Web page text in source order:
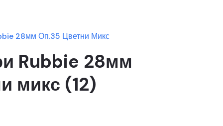
28мм Оп.35 Цветни Микс
Rubbie 28мм
микс (12)